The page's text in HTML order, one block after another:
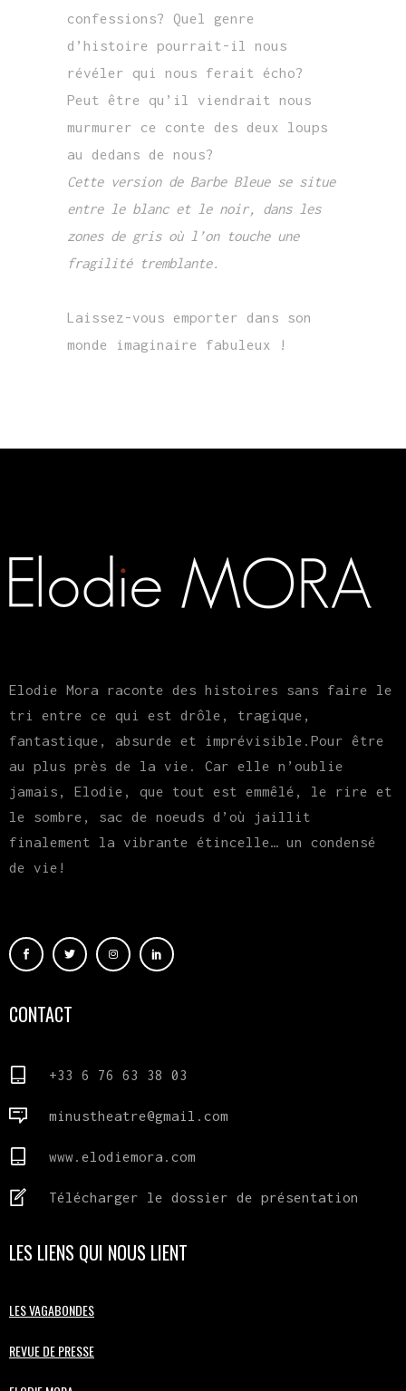
confessions? Quel genre
d’histoire pourrait-il nous
révéler qui nous ferait écho?
Peut être qu’il viendrait nous
murmurer ce conte des deux loups
au dedans de nous?
Cette version de Barbe Bleue se situe
entre le blanc et le noir, dans les
zones de gris où l’on touche une
fragilité tremblante.
Laissez-vous emporter dans son
monde imaginaire fabuleux !
Elodie Mora raconte des histoires sans faire le
tri entre ce qui est drôle, tragique,
fantastique, absurde et imprévisible.Pour être
au plus près de la vie. Car elle n’oublie
jamais, Elodie, que tout est emmêlé, le rire et
le sombre, sac de noeuds d’où jaillit
finalement la vibrante étincelle… un condensé
de vie!
CONTACT
+33 6 76 63 38 03
minustheatre@gmail.com
www.elodiemora.com
Télécharger le dossier de présentation
LES LIENS QUI NOUS LIENT
LES VAGABONDES
REVUE DE PRESSE